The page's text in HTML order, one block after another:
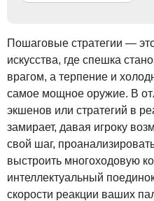
Пошаговые стратегии —
искусства, где спешка
врагом, а терпение и
самое мощное оружие. В
экшенов или стратегий в
замирает, давая игроку
свой шаг,
выстроить многоходовую
интеллектуальный
скорости реакции ваших